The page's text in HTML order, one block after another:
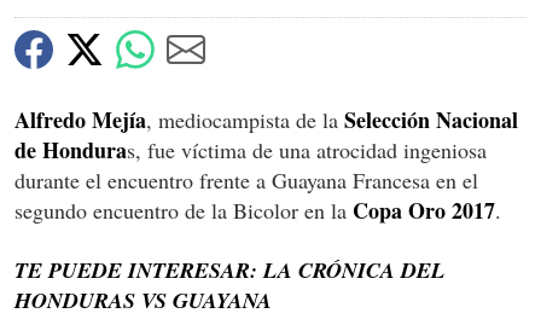
Alfredo Mejía, mediocampista de la Selección Nacional
de Honduras, fue víctima de una atrocidad ingeniosa
durante el encuentro frente a Guayana Francesa en el
segundo encuentro de la Bicolor en la Copa Oro 2017.
TE PUEDE INTERESAR: LA CRÓNICA DEL
HONDURAS VS GUAYANA